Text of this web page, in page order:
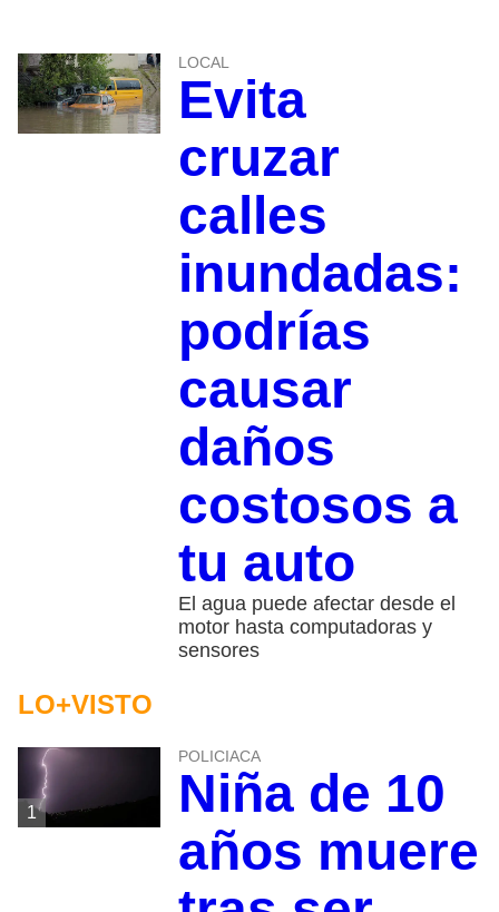
LOCAL
Evita
cruzar
calles
inundadas:
podrías
causar
daños
costosos a
tu auto
El agua puede afectar desde el
motor hasta computadoras y
sensores
LO+VISTO
1
POLICIACA
Niña de 10
años muere